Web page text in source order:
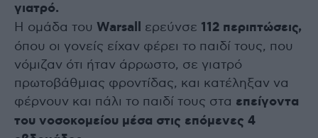
γιατρό.
Η ομάδα του Warsall ερεύνσε 112 περιπτώσεις,
όπου οι γονείς είχαν φέρει το παιδί τους, που
νόμιζαν ότι ήταν άρρωστο, σε γιατρό
πρωτοβάθμιας φροντίδας, και κατέληξαν να
φέρνουν και πάλι το παιδί τους στα επείγοντα
του νοσοκομείου μέσα στις επόμενες 4